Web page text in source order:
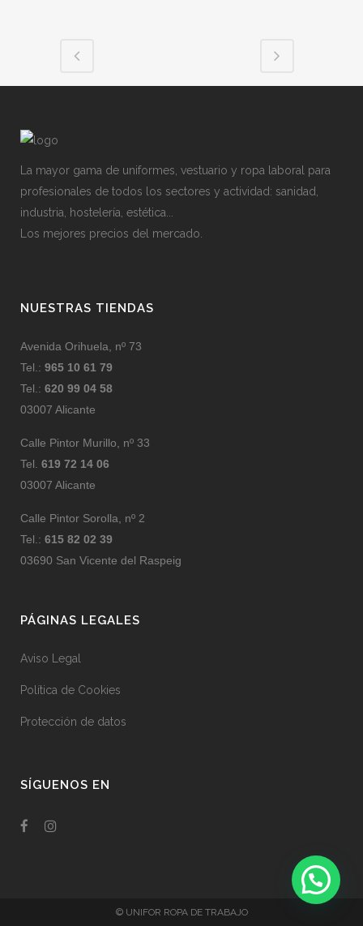
La mayor gama de uniformes, vestuario y ropa laboral para
profesionales de todos los sectores y actividad: sanidad,
industria, hostelería, estética...
Los mejores precios del mercado.
NUESTRAS TIENDAS
Avenida Orihuela, nº 73
Tel.: 965 10 61 79
Tel.: 620 99 04 58
03007 Alicante
Calle Pintor Murillo, nº 33
Tel. 619 72 14 06
03007 Alicante
Calle Pintor Sorolla, nº 2
Tel.: 615 82 02 39
03690 San Vicente del Raspeig
PÁGINAS LEGALES
Aviso Legal
Política de Cookies
Protección de datos
SÍGUENOS EN
© UNIFOR ROPA DE TRABAJO